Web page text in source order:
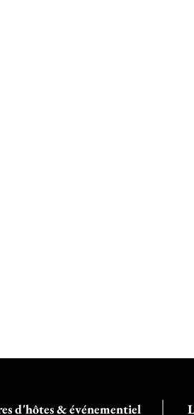
d'hôtes & événementiel